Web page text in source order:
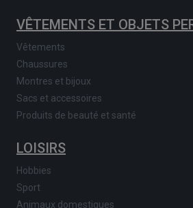
VÊTEMENTS ET OBJETS
Vêtements
Chaussures
Montres et bijoux
Sacs et accessoires
Produits de beauté et santé
LOISIRS
Hobbies
Sport
Animaux domestiques